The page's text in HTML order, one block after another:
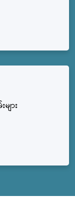
ျား